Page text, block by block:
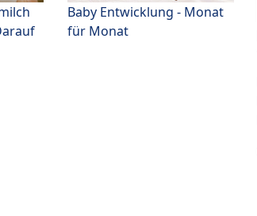
Baby Entwicklung - Monat
für Monat